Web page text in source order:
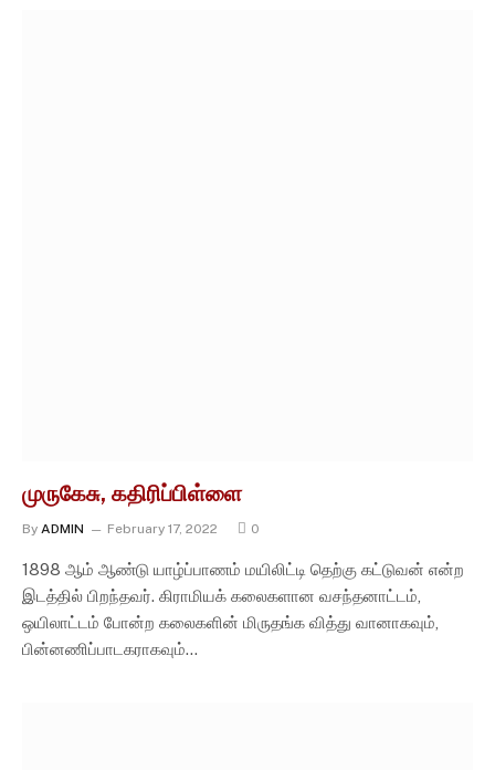
முருகேசு, கதிரிப்பிள்ளை
By ADMIN February 17, 2022 0
1898 ஆம் ஆண்டு யாழ்ப்பாணம் மயிலிட்டி தெற்கு கட்டுவன் என்ற
இடத்தில் பிறந்தவர். கிராமியக் கலைகளான வசந்தனாட்டம்,
ஒயிலாட்டம் போன்ற கலைகளின் மிருதங்க வித்து வானாகவும்,
பின்னணிப்பாடகராகவும்…